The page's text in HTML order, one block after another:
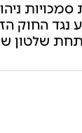
החוק
תחת שלטון